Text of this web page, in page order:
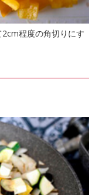
程度の角切りにす